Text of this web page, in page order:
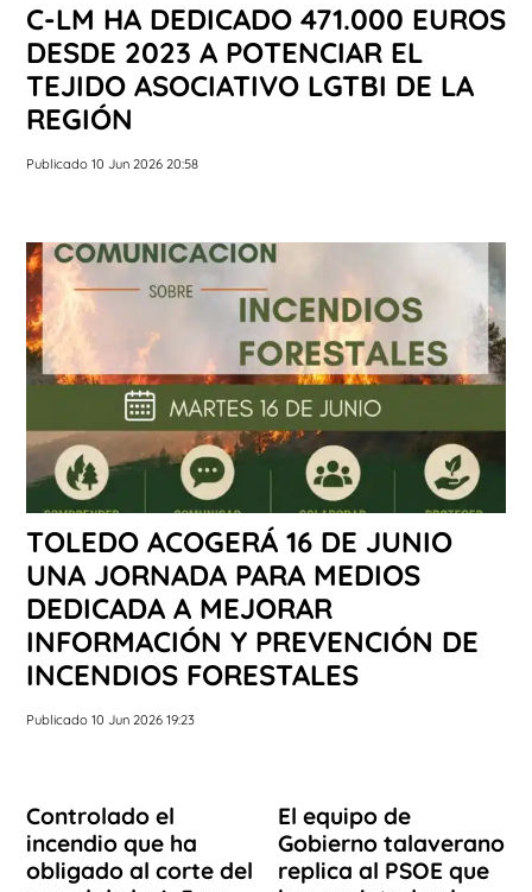
C-LM HA DEDICADO 471.000 EUROS
DESDE 2023 A POTENCIAR EL
TEJIDO ASOCIATIVO LGTBI DE LA
REGIÓN
Publicado 10 Jun 2026 20:58
TOLEDO ACOGERÁ 16 DE JUNIO
UNA JORNADA PARA MEDIOS
DEDICADA A MEJORAR
INFORMACIÓN Y PREVENCIÓN DE
INCENDIOS FORESTALES
Publicado 10 Jun 2026 19:23
Controlado el
incendio que ha
obligado al corte del
El equipo de
Gobierno talaverano
replica al PSOE que